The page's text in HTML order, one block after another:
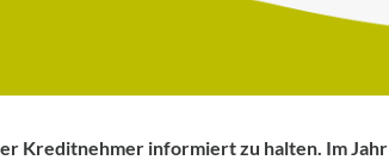
Kreditnehmer informiert zu halten. Im Jahr